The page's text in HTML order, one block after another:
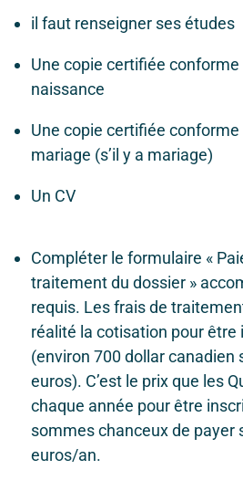
il faut renseigner ses études
Une copie certifiée
naissance
Une copie certifiée
mariage (s’il y a mariage)
Un CV
Compléter le formulaire «
traitement du dossier »
requis. Les frais de
réalité la cotisation pour être
(environ 700 dollar canadien
euros). C’est le prix que les
chaque année pour être
sommes chanceux de payer
euros/an.